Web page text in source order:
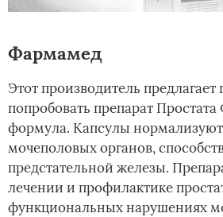
Фармамед
Этот производитель предлагает
попробовать препарат
формула. Капсулы
мочеполовых органов,
предстательной железы.
лечении и профилактике
функциональных нарушениях